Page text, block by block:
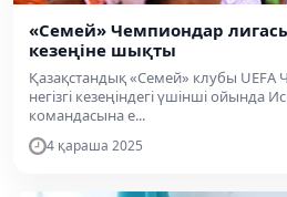
«Семей» Чемпиондар
кезеңіне шықты
Қазақстандық «Семей» клубы
негізгі кезеңіндегі үшінші ойында
командасына е...
4 қараша 2025